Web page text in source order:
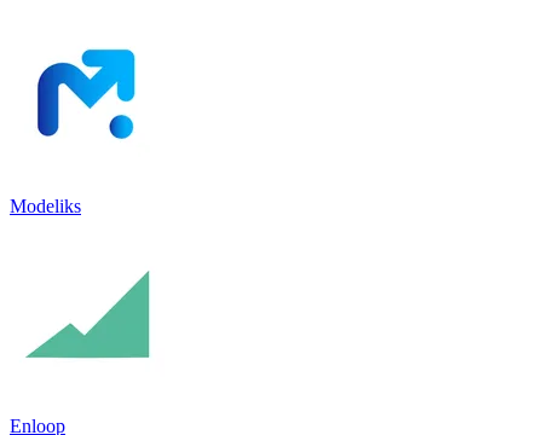
Modeliks
Enloop